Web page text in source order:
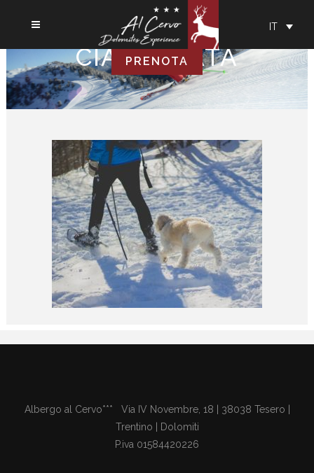
IT
CIASPOLATA
Albergo al Cervo*** Via IV Novembre, 18 | 38038 Tesero |
Trentino | Dolomiti
P.iva 01584420226
PRENOTA